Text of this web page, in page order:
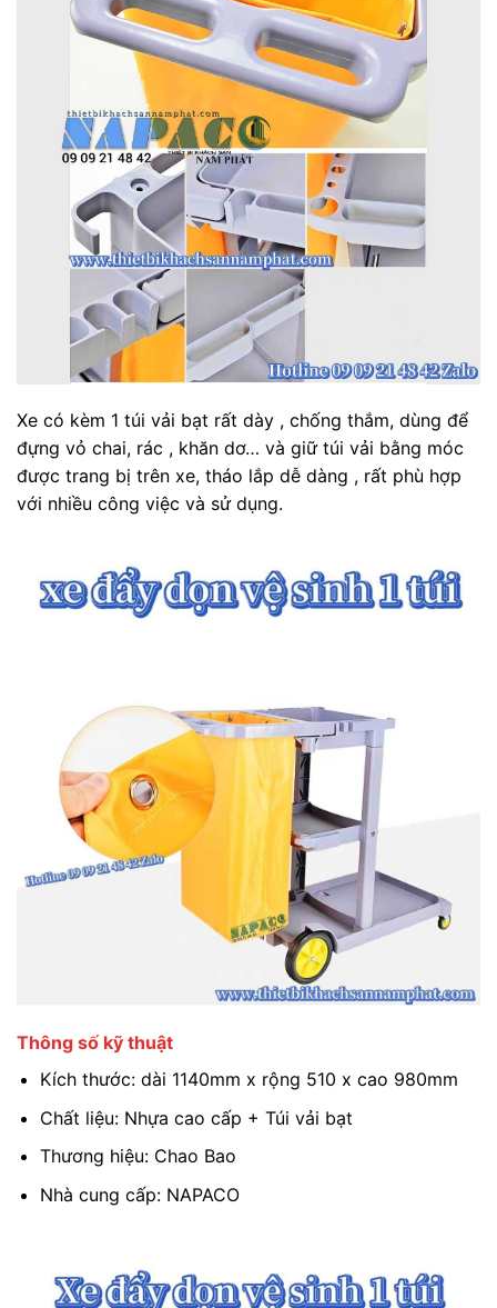
Xe có kèm 1 túi vải bạt rất dày , chống thắm, dùng để
đựng vỏ chai, rác , khăn dơ… và giữ túi vải bằng móc
được trang bị trên xe, tháo lắp dễ dàng , rất phù hợp
với nhiều công việc và sử dụng.
Thông số kỹ thuật
Kích thước: dài 1140mm x rộng 510 x cao 980mm
Chất liệu: Nhựa cao cấp + Túi vải bạt
Thương hiệu: Chao Bao
Nhà cung cấp: NAPACO